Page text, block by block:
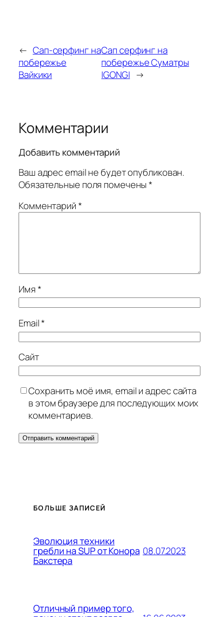
← Сап-серфинг на
побережье
Вайкики
Сап серфинг на
побережье Суматры
|GONG| →
Комментарии
Добавить комментарий
Ваш адрес email не будет опубликован.
Обязательные поля помечены*
Комментарий*
Имя*
Email*
Сайт
Сохранить моё имя, email и адрес сайта
в этом браузере для последующих моих
комментариев.
БОЛЬШЕ ЗАПИСЕЙ
Эволюция техники
гребли на SUP от Конора
Бакстера
08.07.2023
Отличный пример того,